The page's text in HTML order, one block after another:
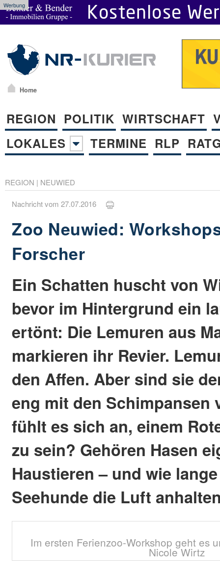
Werbung
Home
REGION POLITIK WIRTSCHAFT
LOKALES
TERMINE RLP
REGION | NEUWIED
Nachricht vom 27.07.2016
Zoo Neuwied:
Forscher
Ein Schatten huscht von
bevor im Hintergrund ein
ertönt: Die Lemuren aus
markieren ihr Revier.
den Affen. Aber sind sie
eng mit den Schimpansen
fühlt es sich an, einem
zu sein? Gehören Hasen
Haustieren – und wie
Seehunde die Luft
Im ersten Ferienzoo-Workshop geht es
Nicole Wirtz